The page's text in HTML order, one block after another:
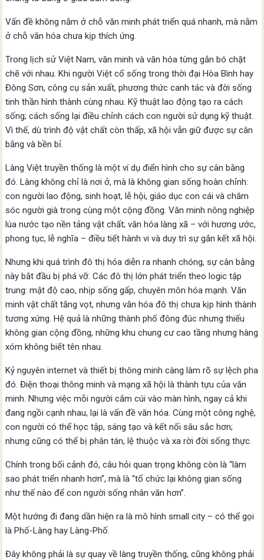
Vấn đề không nằm ở chỗ văn minh phát triển quá nhanh, mà nằm
ở chỗ văn hóa chưa kịp thích ứng.
Trong lịch sử Việt Nam, văn minh và văn hóa từng gắn bó chặt
chẽ với nhau. Khi người Việt cổ sống trong thời đại Hòa Bình hay
Đông Sơn, công cụ sản xuất, phương thức canh tác và đời sống
tinh thần hình thành cùng nhau. Kỹ thuật lao động tạo ra cách
sống; cách sống lại điều chỉnh cách con người sử dụng kỹ thuật.
Vì thế, dù trình độ vật chất còn thấp, xã hội vẫn giữ được sự cân
bằng và bền bỉ.
Làng Việt truyền thống là một ví dụ điển hình cho sự cân bằng
đó. Làng không chỉ là nơi ở, mà là không gian sống hoàn chỉnh:
con người lao động, sinh hoạt, lễ hội, giáo dục con cái và chăm
sóc người già trong cùng một cộng đồng. Văn minh nông nghiệp
lúa nước tạo nền tảng vật chất; văn hóa làng xã – với hương ước,
phong tục, lễ nghĩa – điều tiết hành vi và duy trì sự gắn kết xã hội.
Nhưng khi quá trình đô thị hóa diễn ra nhanh chóng, sự cân bằng
này bắt đầu bị phá vỡ. Các đô thị lớn phát triển theo logic tập
trung: mật độ cao, nhịp sống gấp, chuyên môn hóa mạnh. Văn
minh vật chất tăng vọt, nhưng văn hóa đô thị chưa kịp hình thành
tương xứng. Hệ quả là những thành phố đông đúc nhưng thiếu
không gian cộng đồng, những khu chung cư cao tầng nhưng hàng
xóm không biết tên nhau.
Kỷ nguyên internet và thiết bị thông minh càng làm rõ sự lệch pha
đó. Điện thoại thông minh và mạng xã hội là thành tựu của văn
minh. Nhưng việc mỗi người cắm cúi vào màn hình, ngay cả khi
đang ngồi cạnh nhau, lại là vấn đề văn hóa. Cùng một công nghệ,
con người có thể học tập, sáng tạo và kết nối sâu sắc hơn;
nhưng cũng có thể bị phân tán, lệ thuộc và xa rời đời sống thực.
Chính trong bối cảnh đó, câu hỏi quan trọng không còn là “làm
sao phát triển nhanh hơn”, mà là “tổ chức lại không gian sống
như thế nào để con người sống nhân văn hơn”.
Một hướng đi đang dần hiện ra là mô hình small city – có thể gọi
là Phố-Làng hay Làng-Phố.
Đây không phải là sự quay về làng truyền thống, cũng không phải